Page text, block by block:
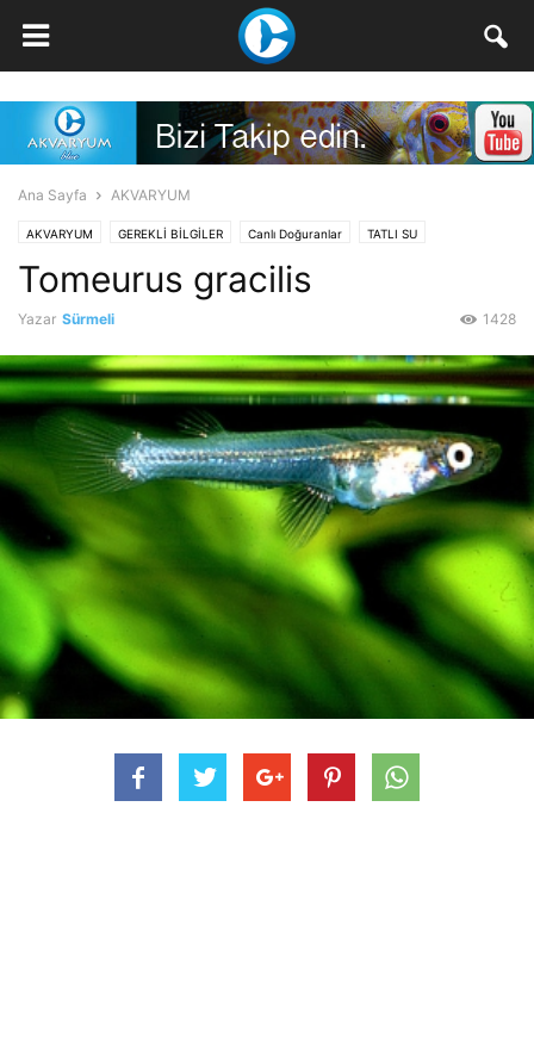
Ana Sayfa AKVARYUM
AKVARYUM GEREKLİ BİLGİLER Canlı Doğuranlar TATLI SU
Tomeurus gracilis
Yazar Sürmeli 1428